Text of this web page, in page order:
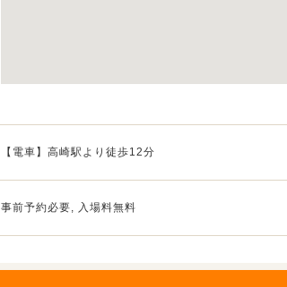
【電車】高崎駅より徒歩12分
事前予約必要, 入場料無料